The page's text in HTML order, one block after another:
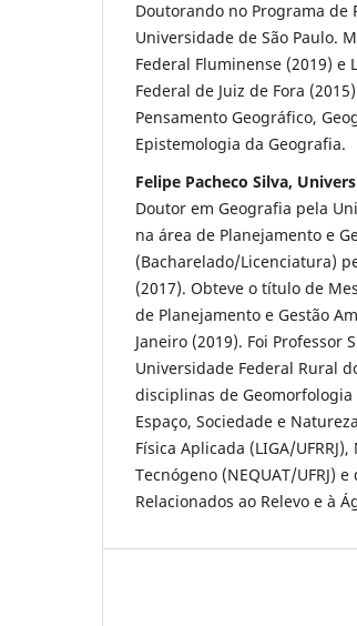
Doutorando no Programa de
Universidade de São Paulo.
Federal Fluminense (2019)
Federal de Juiz de Fora
Pensamento Geográfico,
Epistemologia da Geografia.
Felipe Pacheco Silva,
Doutor em Geografia pela
na área de Planejamento e
(Bacharelado/Licenciatura)
(2017). Obteve o título de
de Planejamento e Gestão
Janeiro (2019). Foi Professor
Universidade Federal Rural
disciplinas de
Espaço, Sociedade e
Física Aplicada (LIGA/
Tecnógeno (NEQUAT/UFRJ)
Relacionados ao Relevo e à